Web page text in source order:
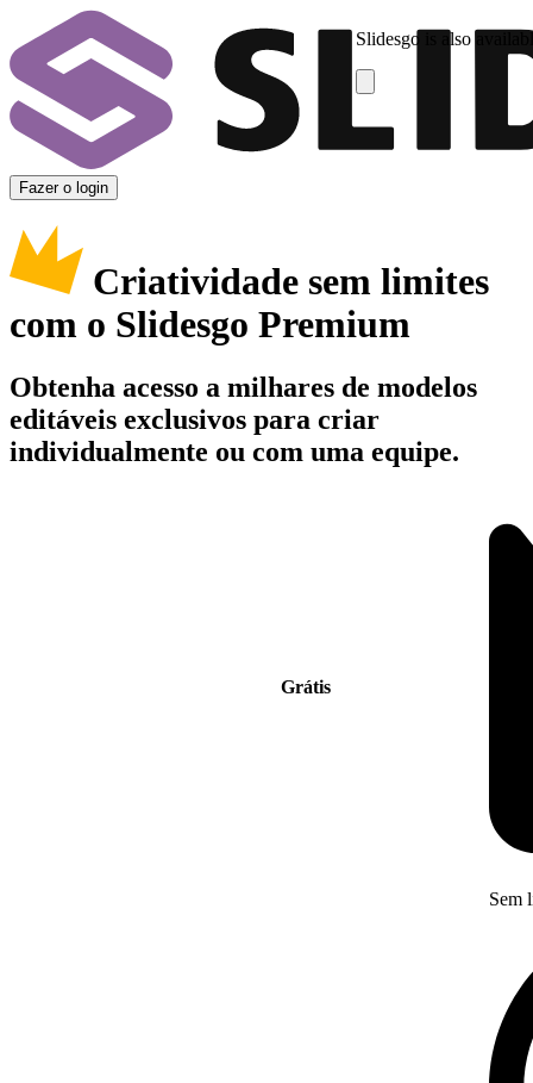
Slidesgo is also
Fazer o login
Criatividade sem limites
com o Slidesgo Premium
Obtenha acesso a milhares de modelos
editáveis exclusivos para criar
individualmente ou com uma equipe.
Grátis
Sem